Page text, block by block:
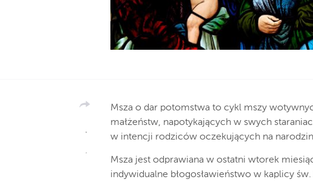
Msza o dar potomstwa to cykl mszy
małżeństw, napotykających w swych
w intencji rodziców oczekujących na
Msza jest odprawiana w ostatni wtorek
indywidualne błogosławieństwo w kaplicy